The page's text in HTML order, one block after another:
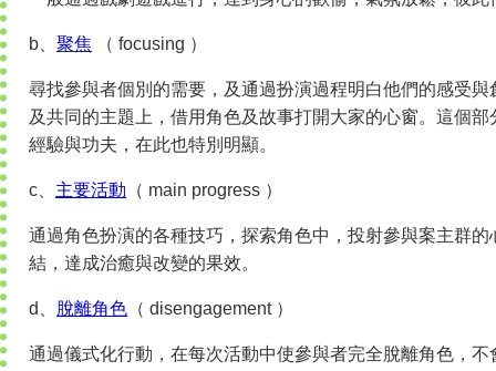
b、 聚焦 （ focusing ）
尋找參與者個別的需要，及通過扮演過程明白他們的感受
及共同的主題上，借用角色及故事打開大家的心窗。這個
經驗與功夫，在此也特別明顯。
c、 主要活動 （ main progress ）
通過角色扮演的各種技巧，探索角色中，投射參與案主群
結，達成治癒與改變的果效。
d、 脫離角色 （ disengagement ）
通過儀式化行動，在每次活動中使參與者完全脫離角色，